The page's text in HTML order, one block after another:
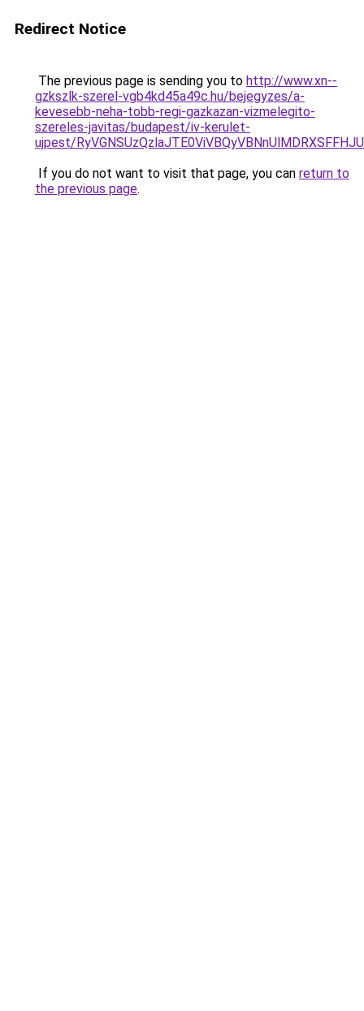
Redirect Notice
The previous page is sending you to http://www.xn--
gzkszlk-szerel-vgb4kd45a49c.hu/bejegyzes/a-
kevesebb-neha-tobb-regi-gazkazan-vizmelegito-
szereles-javitas/budapest/iv-kerulet-
ujpest/
If you do not want to visit that page, you can return to
the previous page.